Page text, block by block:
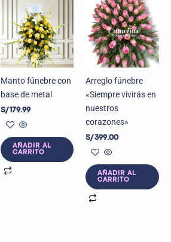
Manto fúnebre con
base de metal
S/179.99
AÑADIR AL
CARRITO
Arreglo fúnebre
«Siempre vivirás en
nuestros
corazones»
S/399.00
AÑADIR AL
CARRITO